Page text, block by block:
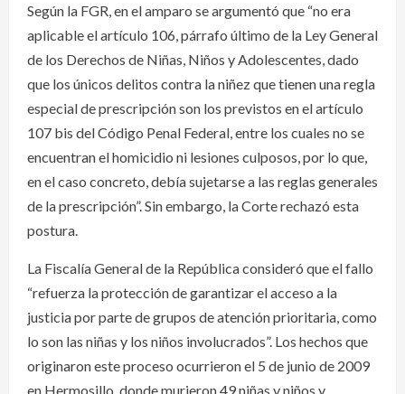
Según la FGR, en el amparo se argumentó que “no era
aplicable el artículo 106, párrafo último de la Ley General
de los Derechos de Niñas, Niños y Adolescentes, dado
que los únicos delitos contra la niñez que tienen una regla
especial de prescripción son los previstos en el artículo
107 bis del Código Penal Federal, entre los cuales no se
encuentran el homicidio ni lesiones culposos, por lo que,
en el caso concreto, debía sujetarse a las reglas generales
de la prescripción”. Sin embargo, la Corte rechazó esta
postura.
La Fiscalía General de la República consideró que el fallo
“refuerza la protección de garantizar el acceso a la
justicia por parte de grupos de atención prioritaria, como
lo son las niñas y los niños involucrados”. Los hechos que
originaron este proceso ocurrieron el 5 de junio de 2009
en Hermosillo, donde murieron 49 niñas y niños y